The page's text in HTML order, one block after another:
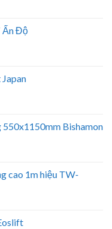
Ấn Độ
550x1150mm Bishamon
cao 1m hiệu TW-